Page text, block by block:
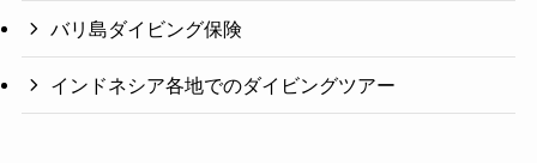
バリ島ダイビング保険
インドネシア各地でのダイビングツアー